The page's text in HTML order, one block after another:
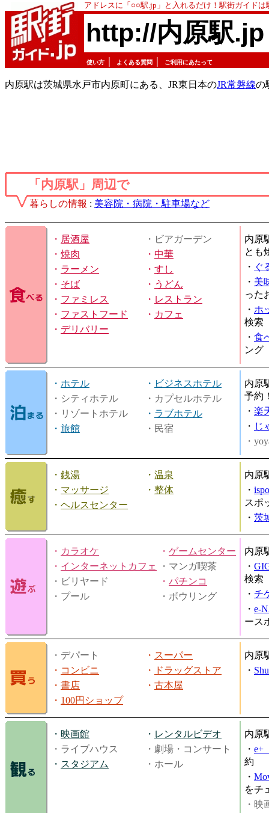
アドレスに「○○駅.jp」と入れるだけ！駅街ガイド
http://内原駅.jp
使い方 よくある質問 ご利用にあたって
内原駅は茨城県水戸市内原町にある、JR東日本のJR常磐線の
「内原駅」周辺で
暮らしの情報 : 美容院・病院・駐車場など
・ 居酒屋
・ビアガーデン
・ 焼肉 ・ 中華
・ ラーメン ・ すし
・ そば ・ うどん
・ ファミレス ・ レストラン
・ ファストフード ・ カフェ
・ デリバリー
内原
とも
・ ぐ
・ 美
った
・ ホ
検索
・ 食
ング
・ ホテル ・ ビジネスホテル
・シティホテル
・カプセルホテル
・リゾートホテル
・ ラブホテル
・ 旅館 ・民宿
内原
予約
・ 楽
・ じ
・
・ 銭湯 ・ 温泉
・ マッサージ ・ 整体
・ ヘルスセンター
内原
・
スポ
・ 茨
・ カラオケ ・ ゲームセンター
・ インターネットカフェ
・マンガ喫茶
・ビリヤード
・ パチンコ
・プール
・ボウリング
内原
・
検索
・ チ
・ e-
ース
・デパート ・ スーパー
・ コンビニ ・
ドラッグストア
・ 書店 ・ 古本屋
・ 100円ショップ
内原
・
・ 映画館 ・ レンタルビデオ
・ライブハウス
・劇場・コンサート
・ スタジアム ・ホール
内原
・ e+
約
・
をチ
・映